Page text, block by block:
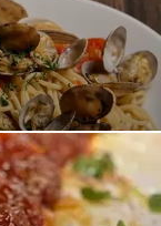
り豊かでイタリ
が光るパスタは、
ースやふわふわ